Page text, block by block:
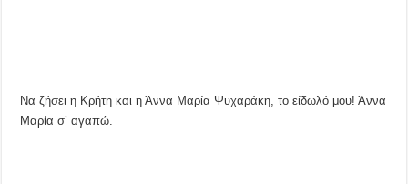
Να ζήσει η Κρήτη και η Άννα Μαρία Ψυχαράκη, το είδωλό μου! Άννα
Μαρία σ’ αγαπώ.